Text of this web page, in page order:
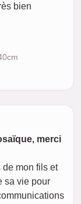
bien
merci
mon fils et
sa vie pour